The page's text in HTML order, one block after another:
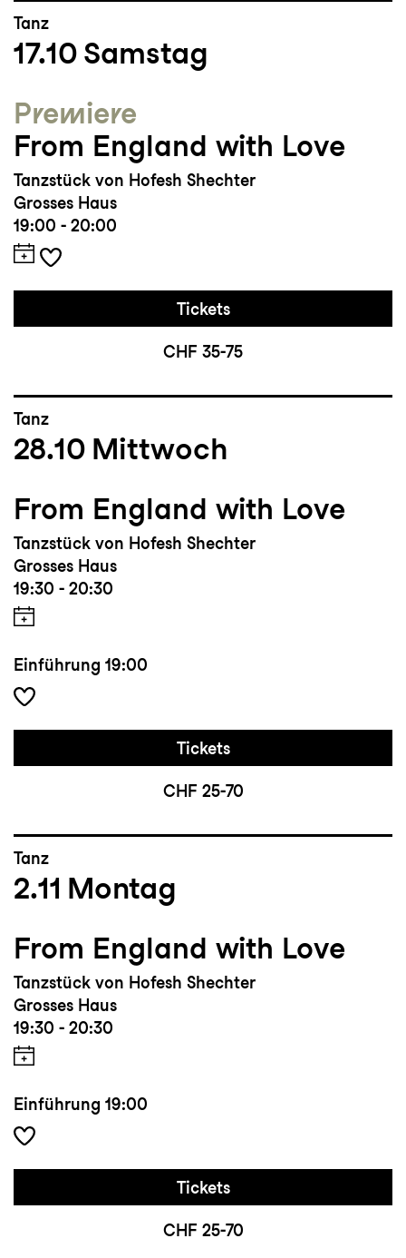
Goldauszeichnung beim Choreografie-
Wettbewerb des Daegu International
Dance Festival in Korea für seine
Tanz
17.10 Samstag
Premiere
From England with Love
Tanzstück von Hofesh Shechter
Grosses Haus
19:00 - 20:00
Tickets
CHF 35-75
Tanz
28.10 Mittwoch
From England with Love
Tanzstück von Hofesh Shechter
Grosses Haus
19:30 - 20:30
Einführung 19:00
Tickets
CHF 25-70
Tanz
2.11 Montag
From England with Love
Tanzstück von Hofesh Shechter
Grosses Haus
19:30 - 20:30
Einführung 19:00
Tickets
CHF 25-70